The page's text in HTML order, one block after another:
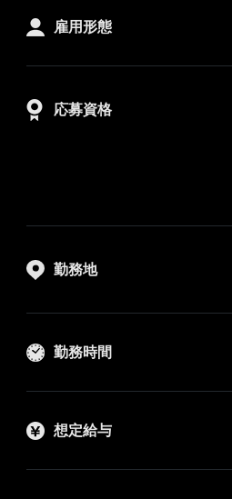
雇用形態
応募資格
勤務地
勤務時間
想定給与